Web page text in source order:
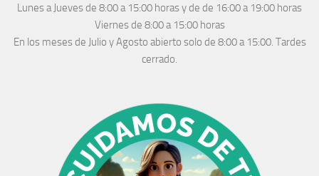
Lunes a Jueves de 8:00 a 15:00 horas y de de 16:00 a 19:00 horas
Viernes de 8:00 a 15:00 horas
En los meses de Julio y Agosto abierto solo de 8:00 a 15:00. Tardes
cerrado.